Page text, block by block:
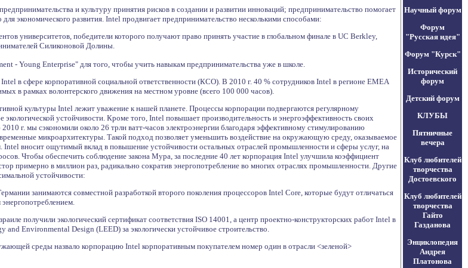
и культуру принятия рисков в создании и развитии инноваций; предпринимательство помогает
экономического развития. Intel продвигает предпринимательство несколькими способами:
университетов, победители которого получают право принять участие в глобальном финале в UC Berkley,
Силиконовой Долины.
- Young Enterprise" для того, чтобы учить навыкам предпринимательства уже в школе.
в сфере корпоративной социальной ответственности (КСО). В 2010 г. 40 % сотрудников Intel в регионе EMEA
в рамках волонтерского движения на местном уровне (всего 100 000 часов).
культуры Intel лежит уважение к нашей планете. Процессы корпорации подвергаются регулярному
устойчивости. Кроме того, Intel повышает производительность и энергоэффективность своих
г. мы сэкономили около 26 трлн ватт-часов электроэнергии благодаря эффективному стимулированию
микроархитектуры. Такой подход позволяет уменьшить воздействие на окружающую среду, оказываемое
вносит ощутимый вклад в повышение устойчивости остальных отраслей промышленности и сферы услуг, на
Чтобы обеспечить соблюдение закона Мура, за последние 40 лет корпорация Intel улучшила коэффициент
примерно в миллион раз, радикально сократив энергопотребление во многих отраслях промышленности. Другие
устойчивости:
занимаются совместной разработкой второго поколения процессоров Intel Core, которые будут отличаться
получили экологический сертификат соответствия ISO 14001, а центр проектно-конструкторских работ Intel в
and Environmental Design (LEED) за экологически устойчивое строительство.
среды назвало корпорацию Intel корпоративным покупателем номер один в отрасли <зеленой>
Научный форум
Форум
"Русская идея"
Форум "Курск"
Исторический
форум
Детский форум
КЛУБЫ
Пятничные
вечера
Клуб любителей
творчества
Достоевского
Клуб любителей
творчества
Гайто
Газданова
Энциклопедия
Андрея
Платонова